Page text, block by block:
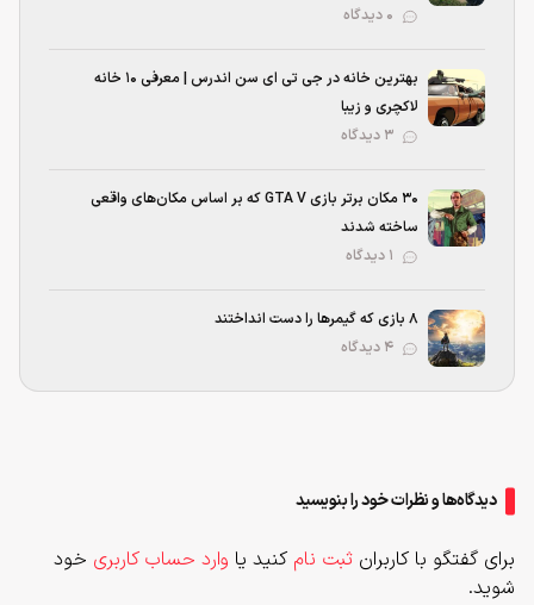
بهترین خانه در جی تی ای سن اندرس | معرفی ۱۰ خانه
لاکچری و زیبا
۳۰ مکان برتر بازی GTA V که بر اساس مکان‌های واقعی
ساخته شدند
۸ بازی که گیمرها را دست انداختند
دیدگاه‌ها و نظرات خود را بنویسید
برای گفتگو با کاربران ثبت نام کنید یا وارد حساب کاربری خود
شوید.